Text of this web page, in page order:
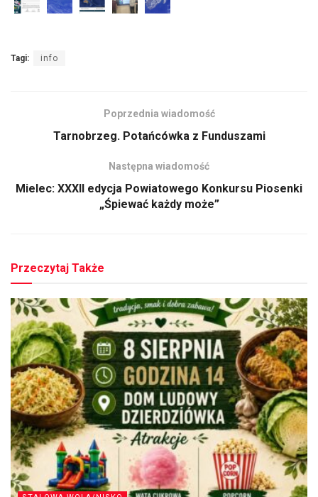
Tagi: info
Poprzednia wiadomość
Tarnobrzeg. Potańcówka z Funduszami
Następna wiadomość
Mielec: XXXII edycja Powiatowego Konkursu Piosenki
„Śpiewać każdy może”
Przeczytaj Także